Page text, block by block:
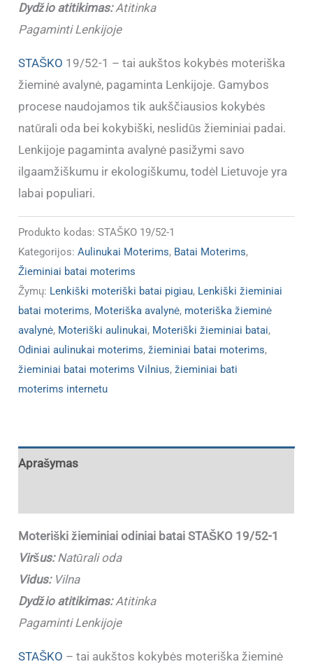
Dydžio atitikimas:Atitinka
Pagaminti Lenkijoje
STAŠKO 19/52-1 – tai aukštos kokybės moteriška
žieminė avalynė, pagaminta Lenkijoje. Gamybos
procese naudojamos tik aukščiausios kokybės
natūrali oda bei kokybiški, neslidūs žieminiai padai.
Lenkijoje pagaminta avalynė pasižymi savo
ilgaamžiškumu ir ekologiškumu, todėl Lietuvoje yra
labai populiari.
Produkto kodas:STAŠKO 19/52-1
Kategorijos:Aulinukai Moterims, Batai Moterims,
Žieminiai batai moterims
Žymų: Lenkiški moteriški batai pigiau, Lenkiški žieminiai
batai moterims, Moteriška avalynė, moteriška žieminė
avalynė, Moteriški aulinukai, Moteriški žieminiai batai,
Odiniai aulinukai moterims,žieminiai batai moterims,
žieminiai batai moterims Vilnius,žieminiai bati
moterims internetu
Aprašymas
Moteriški žieminiai odiniai batai STAŠKO 19/52-1
Viršus:Natūrali oda
Vidus:Vilna
Dydžio atitikimas:Atitinka
Pagaminti Lenkijoje
STAŠKO – tai aukštos kokybės moteriška žieminė